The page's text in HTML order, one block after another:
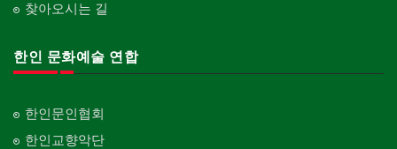
찾아오시는 길
한인 문화예술 연합
한인문인협회
한인교향악단